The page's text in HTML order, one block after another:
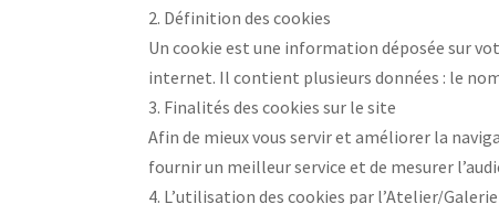
2. Définition des cookies
Un cookie est une information déposée sur
internet. Il contient plusieurs données : le
3. Finalités des cookies sur le site
Afin de mieux vous servir et améliorer la
fournir un meilleur service et de mesurer
4. L’utilisation des cookies par l’Atelier/